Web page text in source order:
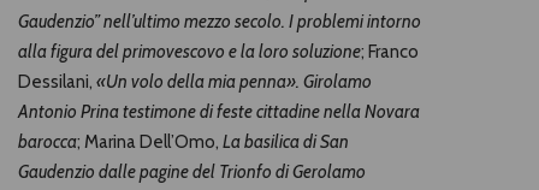
Gaudenzio” nell’ultimo mezzo secolo. I problemi intorno
alla figura del primovescovo e la loro soluzione; Franco
Dessilani, «Un volo della mia penna». Girolamo
Antonio Prina testimone di feste cittadine nella Novara
barocca; Marina Dell’Omo, La basilica di San
Gaudenzio dalle pagine del Trionfo di Gerolamo